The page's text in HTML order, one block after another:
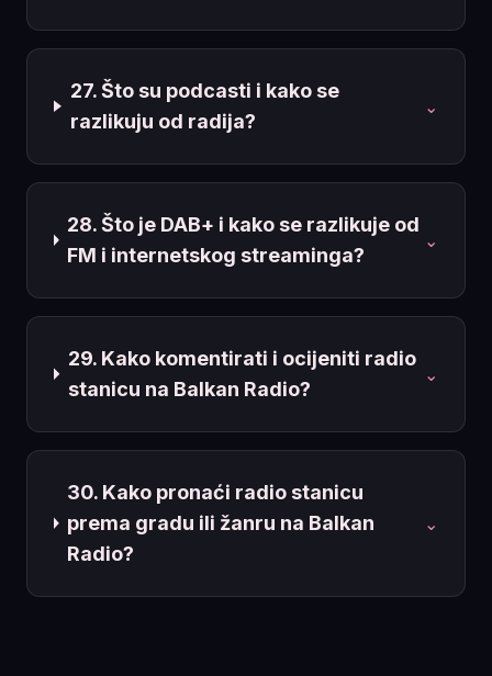
27. Što su podcasti i kako se
razlikuju od radija?
⌄
28. Što je DAB+ i kako se razlikuje od
FM i internetskog streaminga?
⌄
29. Kako komentirati i ocijeniti radio
stanicu na Balkan Radio?
⌄
30. Kako pronaći radio stanicu
prema gradu ili žanru na Balkan
Radio?
⌄